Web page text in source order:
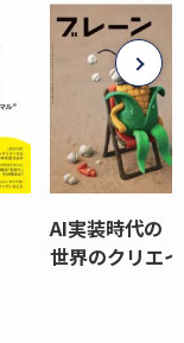
AI実装時代の
世界のクリエ